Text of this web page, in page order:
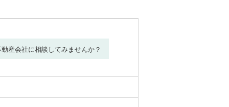
産会社に相談してみませんか？